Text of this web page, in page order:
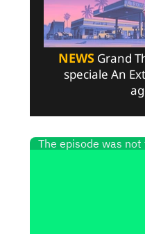
NEWS Grand
speciale An